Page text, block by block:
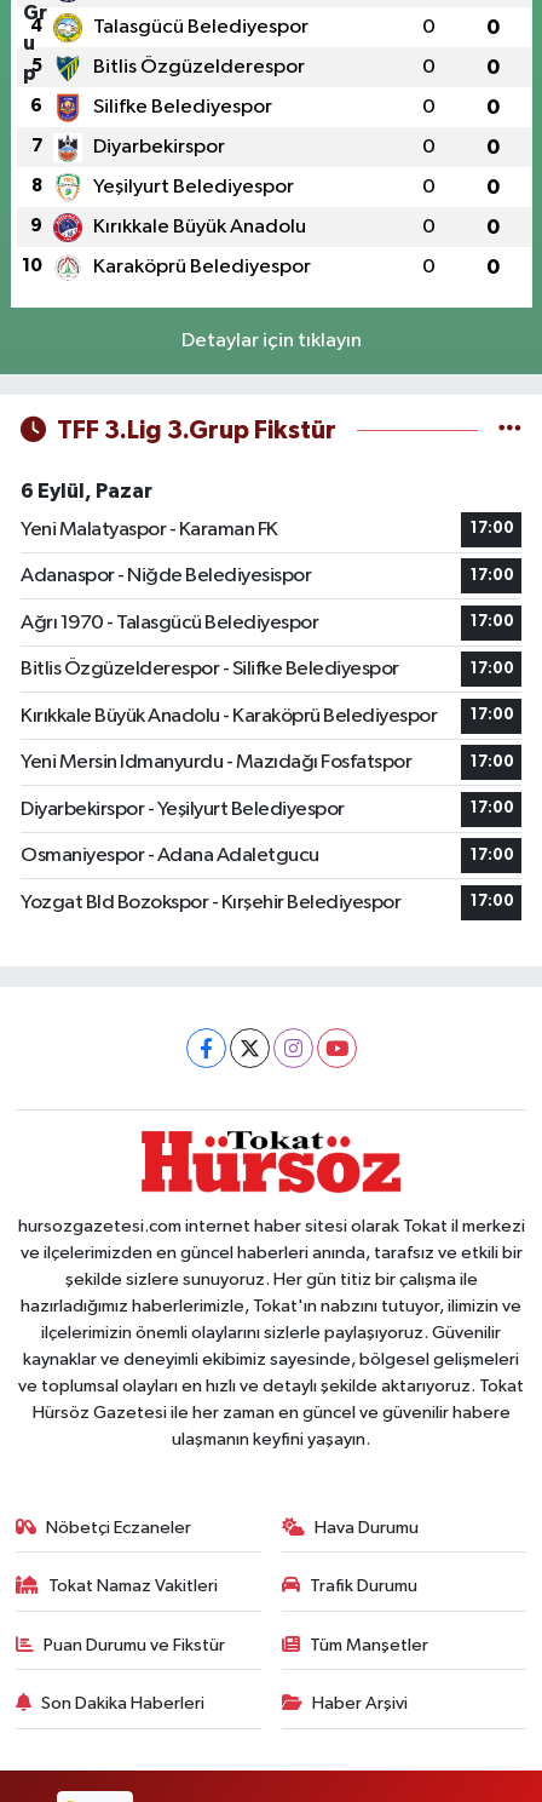
4 Talasgücü Belediyespor 0 0
5 Bitlis Özgüzelderespor 0 0
6 Silifke Belediyespor 0 0
7 Diyarbekirspor 0 0
8 Yeşilyurt Belediyespor 0 0
9 Kırıkkale Büyük Anadolu 0 0
10 Karaköprü Belediyespor 0 0
Detaylar için tıklayın
TFF 3.Lig 3.Grup Fikstür
6 Eylül, Pazar
Yeni Malatyaspor - Karaman FK
17:00
Adanaspor - Niğde Belediyesispor 17:00
Ağrı 1970 - Talasgücü Belediyespor 17:00
Bitlis Özgüzelderespor - Silifke Belediyespor 17:00
Kırıkkale Büyük Anadolu - Karaköprü Belediyespor 17:00
Yeni Mersin Idmanyurdu - Mazıdağı Fosfatspor 17:00
Diyarbekirspor - Yeşilyurt Belediyespor 17:00
Osmaniyespor - Adana Adaletgucu 17:00
Yozgat Bld Bozokspor - Kırşehir Belediyespor 17:00
hursozgazetesi.com internet haber sitesi olarak Tokat il merkezi
ve ilçelerimizden en güncel haberleri anında, tarafsız ve etkili bir
şekilde sizlere sunuyoruz. Her gün titiz bir çalışma ile
hazırladığımız haberlerimizle, Tokat'ın nabzını tutuyor, ilimizin ve
ilçelerimizin önemli olaylarını sizlerle paylaşıyoruz. Güvenilir
kaynaklar ve deneyimli ekibimiz sayesinde, bölgesel gelişmeleri
ve toplumsal olayları en hızlı ve detaylı şekilde aktarıyoruz. Tokat
Hürsöz Gazetesi ile her zaman en güncel ve güvenilir habere
ulaşmanın keyfini yaşayın.
Nöbetçi Eczaneler Hava Durumu
Tokat Namaz Vakitleri Trafik Durumu
Puan Durumu ve Fikstür Tüm Manşetler
Son Dakika Haberleri Haber Arşivi